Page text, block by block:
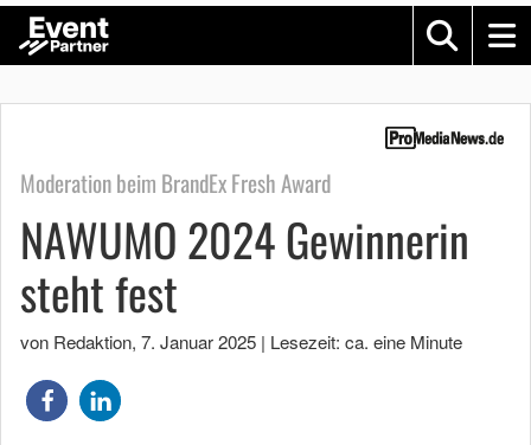
Moderation beim BrandEx Fresh Award
NAWUMO 2024 Gewinnerin
steht fest
von Redaktion, 7. Januar 2025 | Lesezeit: ca. eine Minute